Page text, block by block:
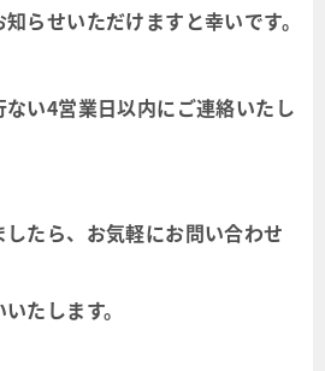
らせいただけますと幸いです。
い4営業日以内にご連絡いたし
たら、お気軽にお問い合わせ
たします。